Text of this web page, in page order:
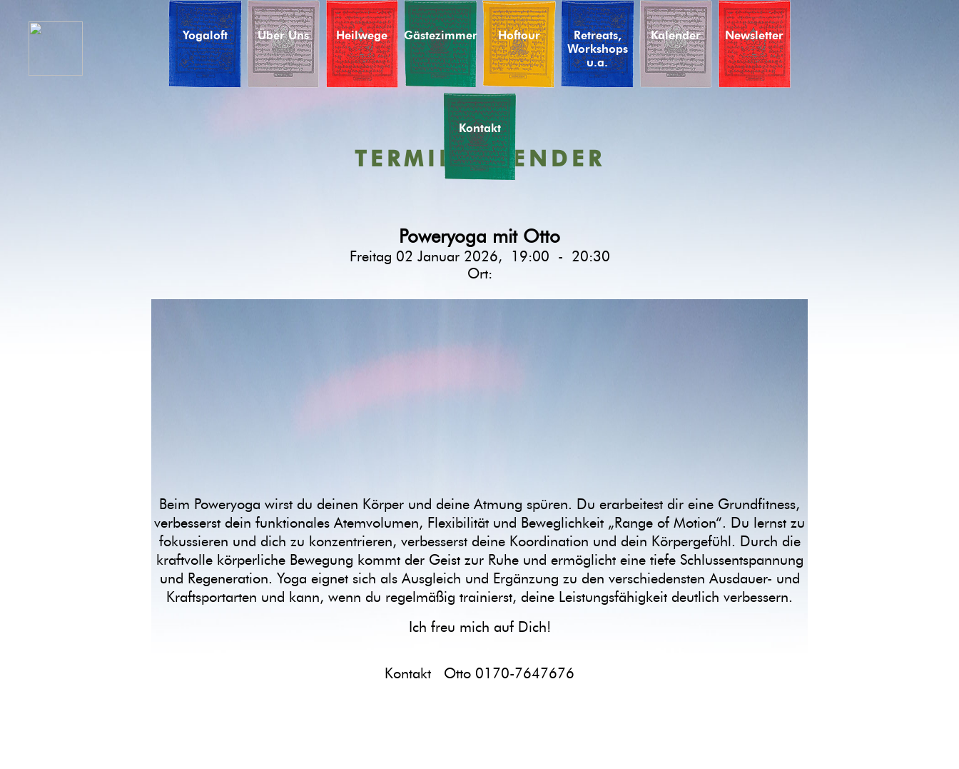
Yogaloft Über Uns Heilwege Gästezimmer Hoftour
Retreats,
Workshops
u.a.
Kalender Newsletter
Kontakt
TERMINKALENDER
Poweryoga mit Otto
Freitag 02 Januar 2026, 19:00 - 20:30
Ort:
Beim Poweryoga wirst du deinen Körper und deine Atmung spüren. Du erarbeitest dir eine Grundfitness,
verbesserst dein funktionales Atemvolumen, Flexibilität und Beweglichkeit „Range of Motion“. Du lernst zu
fokussieren und dich zu konzentrieren, verbesserst deine Koordination und dein Körpergefühl. Durch die
kraftvolle körperliche Bewegung kommt der Geist zur Ruhe und ermöglicht eine tiefe Schlussentspannung
und Regeneration. Yoga eignet sich als Ausgleich und Ergänzung zu den verschiedensten Ausdauer- und
Kraftsportarten und kann, wenn du regelmäßig trainierst, deine Leistungsfähigkeit deutlich verbessern.
Ich freu mich auf Dich!
Kontakt Otto 0170-7647676